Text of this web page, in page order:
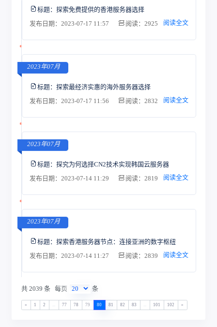
标题： 探索免费提供的香港服务器选择
发布日期：2023-07-17 11:57
阅读：2925 阅读全文
2023年07月
标题： 探索最经济实惠的海外服务器选择
发布日期：2023-07-17 11:56
阅读：2832 阅读全文
2023年07月
标题： 探究为何选择CN2技术实现韩国云服务器
发布日期：2023-07-14 11:29
阅读：2819 阅读全文
2023年07月
标题： 探索香港服务器节点：连接亚洲的数字枢纽
发布日期：2023-07-14 11:27
阅读：2839 阅读全文
共 2039 条 每页 条
« 1 2 77 78 79 80 81 82 83 101 102 »